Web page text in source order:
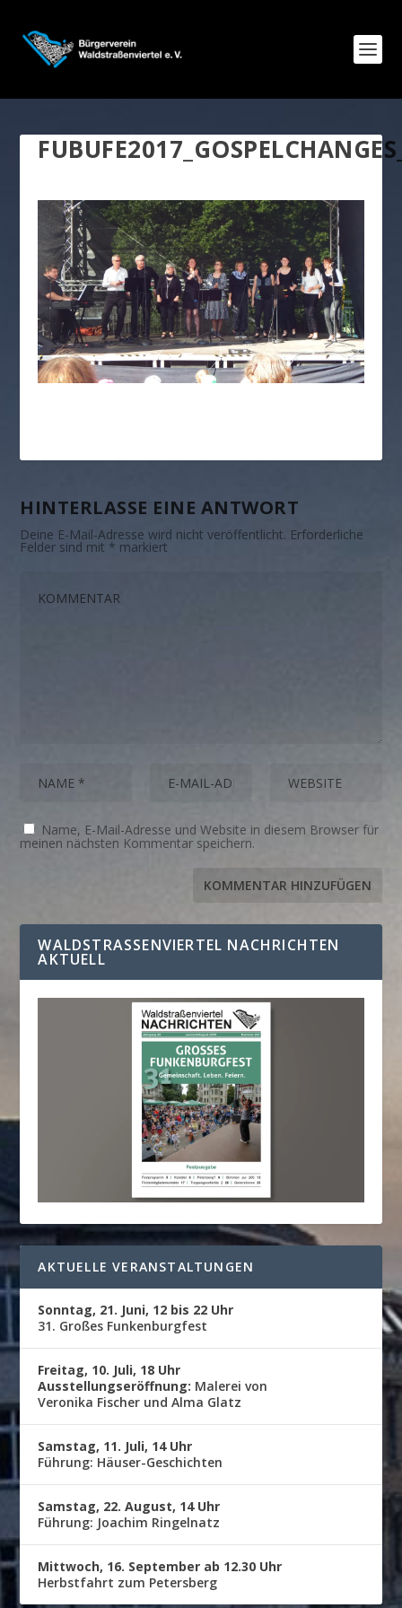
HINTERLASSE EINE ANTWORT
Deine E-Mail-Adresse wird nicht veröffentlicht. Erforderliche
Felder sind mit * markiert
Name, E-Mail-Adresse und Website in diesem Browser für
meinen nächsten Kommentar speichern.
WALDSTRASSENVIERTEL NACHRICHTEN A
KTUELL
AKTUELLE VERANSTALTUNGEN
Sonntag, 21. Juni, 12 bis 22 Uhr
31. Großes Funkenburgfest
Freitag, 10. Juli, 18 Uhr
Ausstellungseröffnung: Malerei von
Veronika Fischer und Alma Glatz
Samstag, 11. Juli, 14 Uhr
Führung: Häuser-Geschichten
Samstag, 22. August, 14 Uhr
Führung: Joachim Ringelnatz
Mittwoch, 16. September ab 12.30 Uhr
Herbstfahrt zum Petersberg